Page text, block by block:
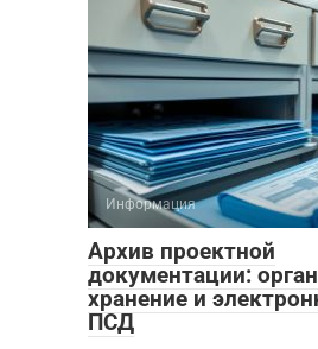
Информация
Архив проектной
документации:
хранение и
ПСД